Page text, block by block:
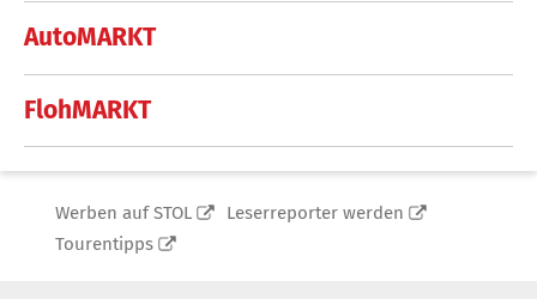
AutoMARKT
FlohMARKT
Werben auf STOL
Leserreporter werden
Tourentipps